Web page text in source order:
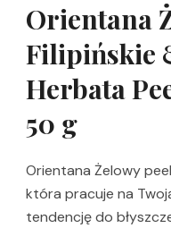
Orientana
Filipińskie
Herbata
50 g
Orientana Żelowy
która pracuje na
tendencję do